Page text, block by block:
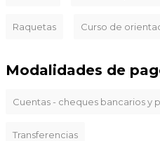
Raquetas Curso de
Modalidades de
Cuentas - cheques bancarios y
Transferencias